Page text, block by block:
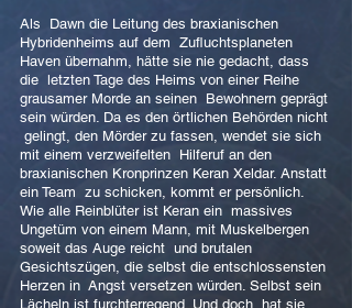
Als Dawn die Leitung des braxianischen
Hybridenheims auf dem Zufluchtsplaneten
Haven übernahm, hätte sie nie gedacht, dass
die letzten Tage des Heims von einer Reihe
grausamer Morde an seinen Bewohnern geprägt
sein würden. Da es den örtlichen Behörden nicht
gelingt, den Mörder zu fassen, wendet sie sich
mit einem verzweifelten Hilferuf an den
braxianischen Kronprinzen Keran Xeldar. Anstatt
ein Team zu schicken, kommt er persönlich.
Wie alle Reinblüter ist Keran ein massives
Ungetüm von einem Mann, mit Muskelbergen
soweit das Auge reicht und brutalen
Gesichtszügen, die selbst die entschlossensten
Herzen in Angst versetzen würden. Selbst sein
Lächeln ist furchterregend. Und doch hat sie